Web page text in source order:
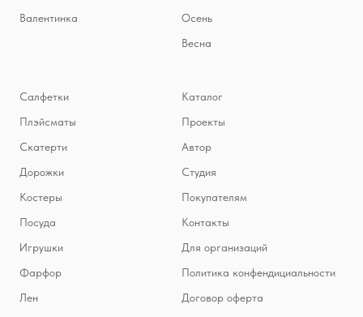
Валентинка
Осень
Весна
Салфетки
Плэйсматы
Скатерти
Дорожки
Костеры
Посуда
Игрушки
Фарфор
Лен
Каталог
Проекты
Автор
Студия
Покупателям
Контакты
Для организаций
Политика конфендициальности
Договор оферта